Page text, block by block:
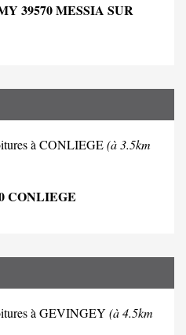
39570 MESSIA SUR
à CONLIEGE(à 3.5km
CONLIEGE
à GEVINGEY (à 4.5km